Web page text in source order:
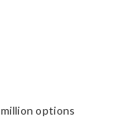
million options